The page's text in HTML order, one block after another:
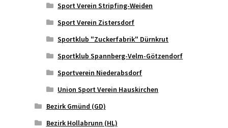
Sport Verein Stripfing-Weiden
Sport Verein Zistersdorf
Sportklub "Zuckerfabrik" Dürnkrut
Sportklub Spannberg-Velm-Götzendorf
Sportverein Niederabsdorf
Union Sport Verein Hauskirchen
Bezirk Gmünd (GD)
Bezirk Hollabrunn (HL)